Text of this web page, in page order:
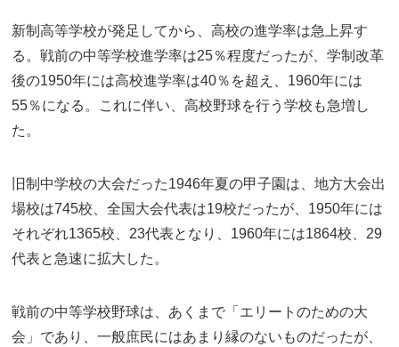
新制高等学校が発足してから、高校の進学率は急上昇す
る。戦前の中等学校進学率は25％程度だったが、学制改革
後の1950年には高校進学率は40％を超え、1960年には
55％になる。これに伴い、高校野球を行う学校も急増し
た。
旧制中学校の大会だった1946年夏の甲子園は、地方大会出
場校は745校、全国大会代表は19校だったが、1950年には
それぞれ1365校、23代表となり、1960年には1864校、29
代表と急速に拡大した。
戦前の中等学校野球は、あくまで「エリートのための大
会」であり、一般庶民にはあまり縁のないものだったが、